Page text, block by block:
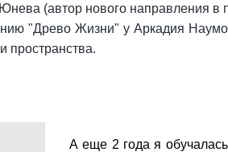
(автор нового направления в
"Древо Жизни" у Аркадия
пространства.
А еще 2 года я